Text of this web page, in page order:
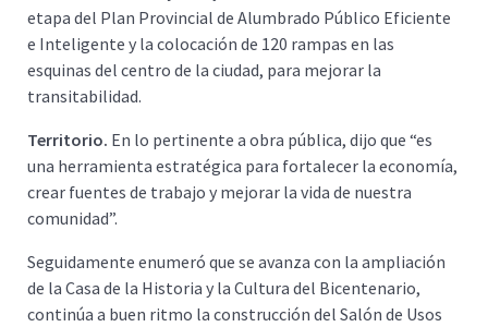
etapa del Plan Provincial de Alumbrado Público Eficiente
e Inteligente y la colocación de 120 rampas en las
esquinas del centro de la ciudad, para mejorar la
transitabilidad.
Territorio. En lo pertinente a obra pública, dijo que “es
una herramienta estratégica para fortalecer la economía,
crear fuentes de trabajo y mejorar la vida de nuestra
comunidad”.
Seguidamente enumeró que se avanza con la ampliación
de la Casa de la Historia y la Cultura del Bicentenario,
continúa a buen ritmo la construcción del Salón de Usos